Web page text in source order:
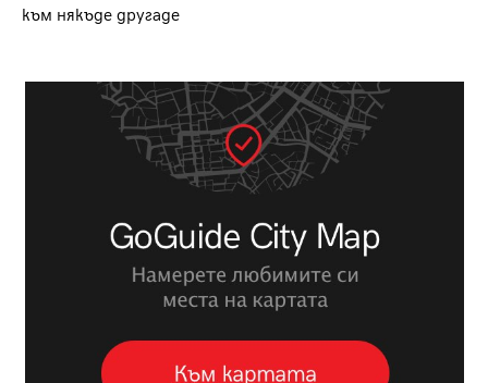
към някъде другаде